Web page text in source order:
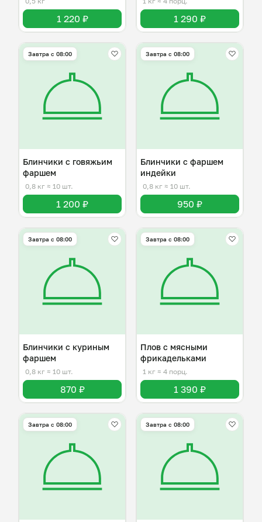
1 220 ₽ 1 290 ₽
Завтра c 08:00
Блинчики с говяжьим
фаршем
0,8 кг ≈ 10 шт.
1 200 ₽
Завтра c 08:00
Блинчики с фаршем
индейки
0,8 кг ≈ 10 шт.
950 ₽
Завтра c 08:00
Блинчики с куриным
фаршем
0,8 кг ≈ 10 шт.
870 ₽
Завтра c 08:00
Плов с мясными
фрикадельками
1 кг ≈ 4 порц.
1 390 ₽
Завтра c 08:00 Завтра c 08:00